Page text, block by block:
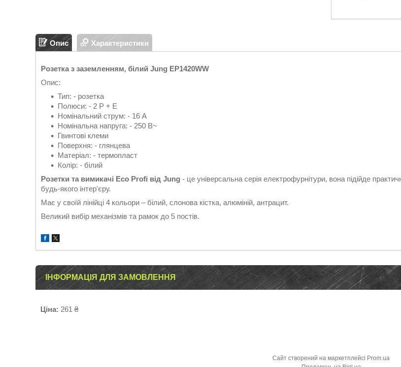
Опис Характеристики
Розетка з заземленням, білий Jung EP1420WW
Опис:
Тип: - розетка
Полюси: - 2 P + E
Номінальний струм: - 16 A
Номінальна напруга: - 250 В~
Гвинтові клеми
Поверхня: - глянцева
Матеріал: - термопласт
Колір: - білий
Розетки та вимикачі Eco Profi від Jung - це універсальна серія електрофурнітури, вона підійде
будь-якого інтер'єру.
Має у своїй лінійці 4 кольори – білий, слонова кістка, алюміній, антрацит.
Великий вибір механізмів та рамок до 5 постів.
ІНФОРМАЦІЯ ДЛЯ ЗАМОВЛЕННЯ
Ціна: 261 ₴
Сайт створений на маркетплейсі Prom.ua